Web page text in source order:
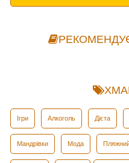
Ігри Алкоголь Дієта
Мандрівки Мода